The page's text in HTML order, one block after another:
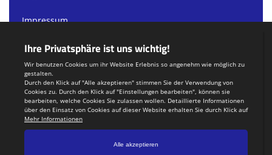
Impressum
Teamsports 2
Dein Sportverein online